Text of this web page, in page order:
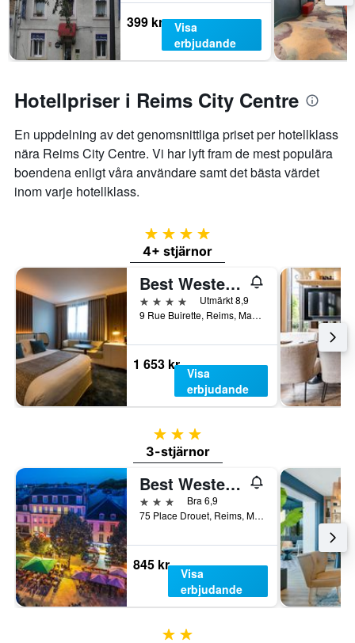
399 kr
Visa
erbjudande
Hotellpriser i Reims City Centre
En uppdelning av det genomsnittliga priset per hotellklass
nära Reims City Centre. Vi har lyft fram de mest populära
boendena enligt våra användare samt det bästa värdet
inom varje hotellklass.
4 stjärnor
4+ stjärnor
Best Western Premier Hotel de la Paix
4 stjärnor
Utmärkt 8,9
9 Rue Buirette, Reims, Marne, Frankrike
1 653 kr
Visa
erbjudande
3 stjärnor
3-stjärnor
Best Western Hotel Centre Reims
3 stjärnorBra 6,9
75 Place Drouet, Reims, Marne, Frankrike
845 kr
Visa
erbjudande
2 stjärnor